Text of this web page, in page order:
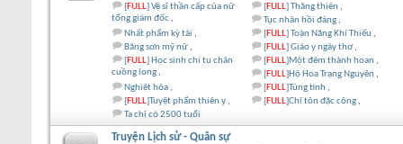
[FULL] Vệ sĩ thần cấp của nữ
tổng giám đốc
[FULL] Thăng thiên
Tục nhân hồi đáng
Nhất phẩm kỳ tài
[FULL] Toàn Năng Khí Thiếu
Băng sơn mỹ nữ
[FULL] Giáo y ngây thơ
[FULL] Học sinh chi tu chân
cuồng long
[FULL]Một đêm thành hoan
[FULL]Hộ Hoa Trạng Nguyên
Nghiệt hỏa
[FULL]Túng tình
[FULL]Tuyệt phẩm thiên y [FULL]Chí tôn đặc công
Ta chỉ có 2500 tuổi
Truyện Lịch sử - Quân sự